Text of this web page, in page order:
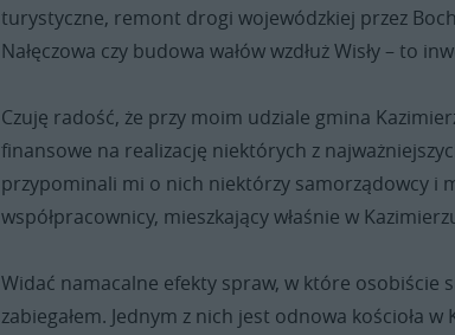
turystyczne, remont drogi wojewódzkiej przez
Nałęczowa czy budowa wałów wzdłuż Wisły – to
Czuję radość, że przy moim udziale gmina
finansowe na realizację niektórych z
przypominali mi o nich niektórzy samorządowcy i
współpracownicy, mieszkający właśnie w
Widać namacalne efekty spraw, w które osobiście
zabiegałem. Jednym z nich jest odnowa kościoła